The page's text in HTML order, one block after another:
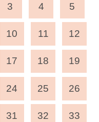
3 4 5
10 11 12
17 18 19
24 25 26
31 32 33